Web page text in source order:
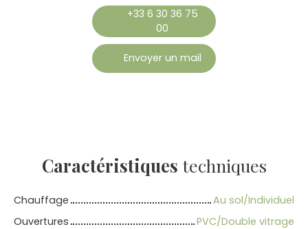
+33 6 30 36 75
00
Envoyer un mail
Caractéristiques techniques
Chauffage
Au sol/Individuel
Ouvertures
PVC/Double vitrage